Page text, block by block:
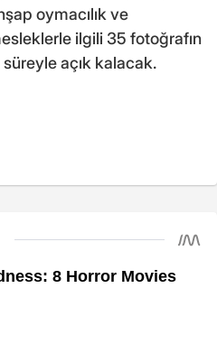
oymacılık ve
ilgili 35 fotoğrafın
süreyle açık kalacak.